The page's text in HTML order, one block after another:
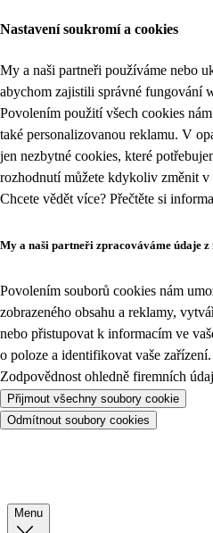
Nastavení soukromí a cookies
My a naši partneři používáme nebo
abychom zajistili správné fungování
Povolením použití všech cookies
také personalizovanou reklamu. V
jen nezbytné cookies, které
rozhodnutí můžete kdykoliv změnit v
Chcete vědět více? Přečtěte si
My a naši partneři zpracováváme údaje
Povolením souborů cookies nám
zobrazeného obsahu a reklamy,
nebo přistupovat k informacím ve
o poloze a identifikovat vaše zařízení.
Zodpovědnost ohledně firemních
Přijmout všechny soubory cookie
Odmítnout soubory cookies
Menu